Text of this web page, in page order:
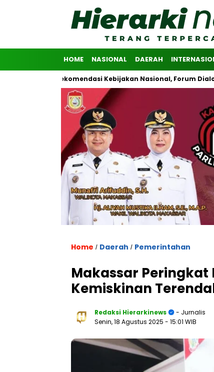
HOME NASIONAL DAERAH
Rekomendasi Kebijakan Nasional, Forum Dialog
Home / Daerah / Pemerintahan
Makassar
Kemiskinan
Redaksi Hierarkinews
- Jurnalis
Senin, 18 Agustus 2025 - 15:01 WIB